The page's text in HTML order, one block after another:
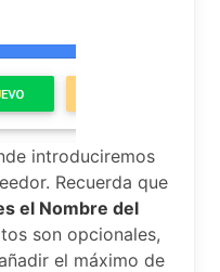
introduciremos
Recuerda que
el Nombre del
son opcionales,
el máximo de